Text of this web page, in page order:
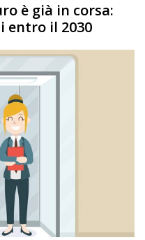
è già in corsa:
entro il 2030